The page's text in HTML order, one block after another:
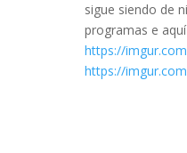
sigue siendo de
programas e
https://
https://